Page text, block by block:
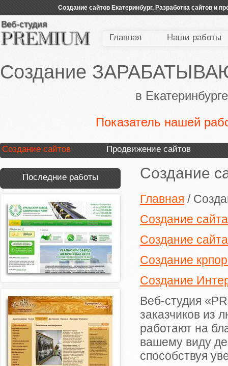
Создание сайтов Екатеринбург. Разработка сайтов и
Веб-студия
Главная
Наши работы
Создание
в
Показатель нашей
Создание сайтов Продвижение сайтов
Последние работы Создание
Главная /
Создание
Создание
Создание
Создание
Веб-студия
заказчиков из
работают на
вашему виду
способствуя